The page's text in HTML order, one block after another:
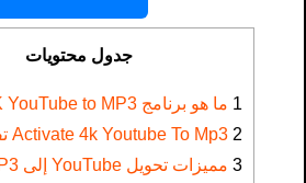
جدول محتويات
1 ما هو برنامج 4K YouTube to MP3؟
2
3 مميزات تحويل YouTube إلى MP3 بدقة 4K: